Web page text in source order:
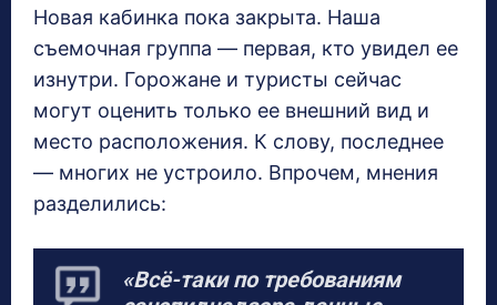
Новая кабинка пока закрыта. Наша
съемочная группа — первая, кто увидел ее
изнутри. Горожане и туристы сейчас
могут оценить только ее внешний вид и
место расположения. К слову, последнее
— многих не устроило. Впрочем, мнения
разделились:
«Всё-таки по требованиям